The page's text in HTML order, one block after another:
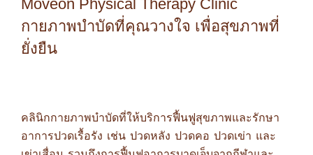
Moveon Physical Therapy Clinic
กายภาพบำบัดที่คุณวางใจ เพื่อสุขภาพที่
ยั่งยืน
คลินิกกายภาพบำบัดที่ให้บริการฟื้นฟูสุขภาพและรักษา
อาการปวดเรื้อรัง เช่น ปวดหลัง ปวดคอ ปวดเข่า และ